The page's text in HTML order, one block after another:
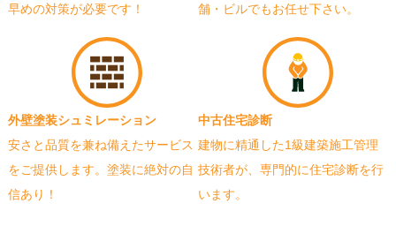
早めの対策が必要です！
舗・ビルでもお任せ下さい。
外壁塗装シュミレーション
安さと品質を兼ね備えたサービス
をご提供します。塗装に絶対の自
信あり！
中古住宅診断
建物に精通した1級建築施工管理
技術者が、専門的に住宅診断を行
います。